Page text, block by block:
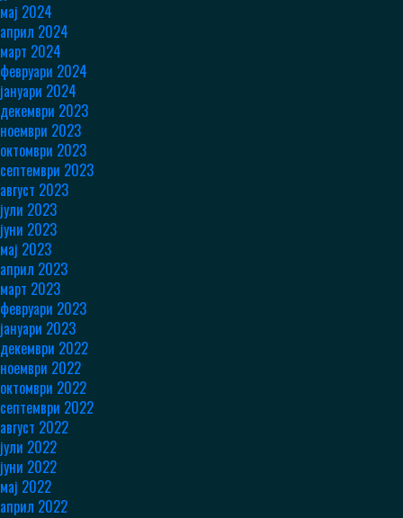
мај 2024
април 2024
март 2024
февруари 2024
јануари 2024
декември 2023
ноември 2023
октомври 2023
септември 2023
август 2023
јули 2023
јуни 2023
мај 2023
април 2023
март 2023
февруари 2023
јануари 2023
декември 2022
ноември 2022
октомври 2022
септември 2022
август 2022
јули 2022
јуни 2022
мај 2022
април 2022